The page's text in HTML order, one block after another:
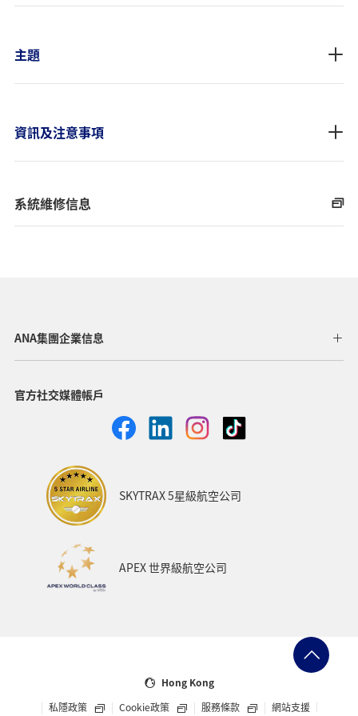
主題
資訊及注意事項
系統維修信息
ANA集團企業信息
官方社交媒體帳戶
SKYTRAX 5星級航空公司
APEX 世界級航空公司
Hong Kong
私隱政策
Cookie政策 服務條款 網站支援